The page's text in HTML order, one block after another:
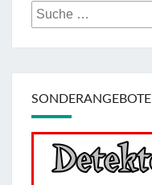
Suche
nach:
SONDERANGEBOTE